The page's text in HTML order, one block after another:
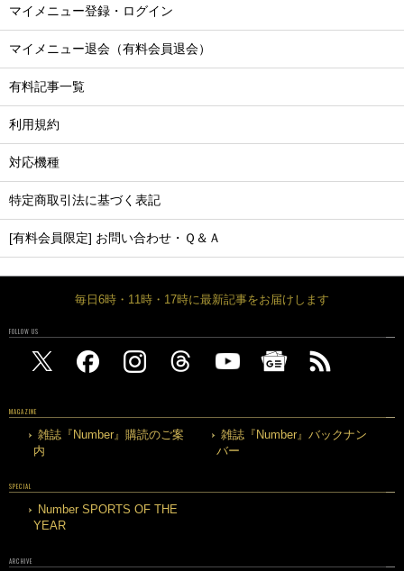
マイメニュー登録・ログイン
マイメニュー退会（有料会員退会）
有料記事一覧
利用規約
対応機種
特定商取引法に基づく表記
[有料会員限定] お問い合わせ・Ｑ＆Ａ
毎日6時・11時・17時に最新記事をお届けします
FOLLOW US
MAGAZINE
雑誌『Number』購読のご案
内
雑誌『Number』バックナン
バー
SPECIAL
Number SPORTS OF THE
YEAR
ARCHIVE